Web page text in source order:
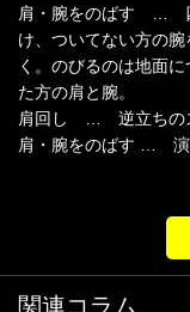
肩・腕をのばす … 四
け、ついてない方の
く。のびるのは地面
た方の肩と腕。
肩回し … 逆立ちの
肩・腕をのばす … 演
関連コラム